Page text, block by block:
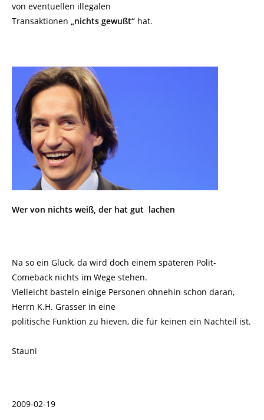
von eventuellen illegalen
Transaktionen „nichts gewußt“ hat.
Wer von nichts weiß, der hat gut lachen
Na so ein Glück, da wird doch einem späteren Polit-
Comeback nichts im Wege stehen.
Vielleicht basteln einige Personen ohnehin schon daran,
Herrn K.H. Grasser in eine
politische Funktion zu hieven, die für keinen ein Nachteil ist.
Stauni
2009-02-19